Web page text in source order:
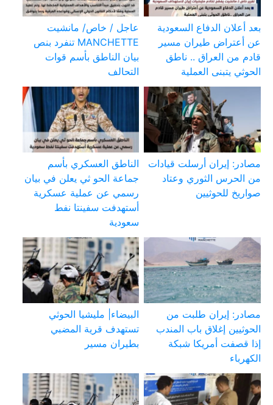
بعد أعلان الدفاع السعودية
عن أعتراض طيران مسير
قادم من العراق .. ناطق
الحوثي يتبنى العملية
عاجل / خاص/ مانشيت
MANCHETTE تنفرد بنص
بيان الناطق بأسم قوات
التحالف
مصادر: إيران أرسلت قيادات
من الحرس الثوري وعتاد
صواريخ للحوثيين
الناطق العسكري بأسم
جماعة الحو ثي يعلن في بيان
رسمي عن عملية عسكرية
أستهدفت سفينتا نفط
سعودية
مصادر: إيران طلبت من
الحوثيين إغلاق باب المندب
إذا قصفت أمريكا شبكة
الكهرباء
البيضاء| مليشيا الحوثي
تستهدف قرية المضبي
بطيران مسير